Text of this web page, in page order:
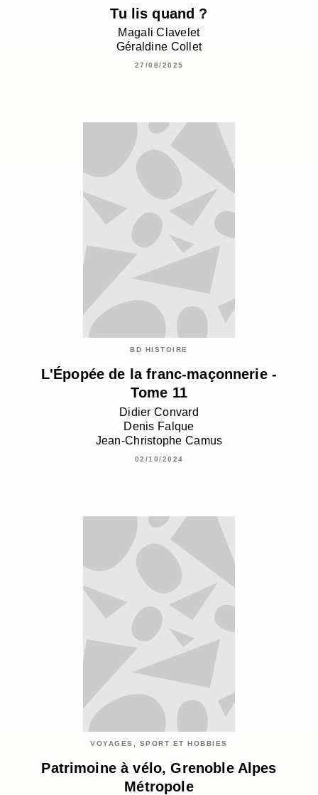
Tu lis quand ?
Magali Clavelet
Géraldine Collet
27/08/2025
BD HISTOIRE
L'Épopée de la franc-maçonnerie -
Tome 11
Didier Convard
Denis Falque
Jean-Christophe Camus
02/10/2024
VOYAGES, SPORT ET HOBBIES
Patrimoine à vélo, Grenoble Alpes
Métropole